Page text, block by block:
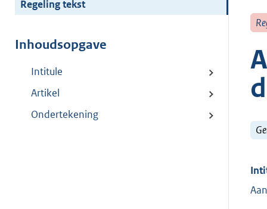
Regeling tekst
Inhoudsopgave
Intitule
Artikel
Ondertekening